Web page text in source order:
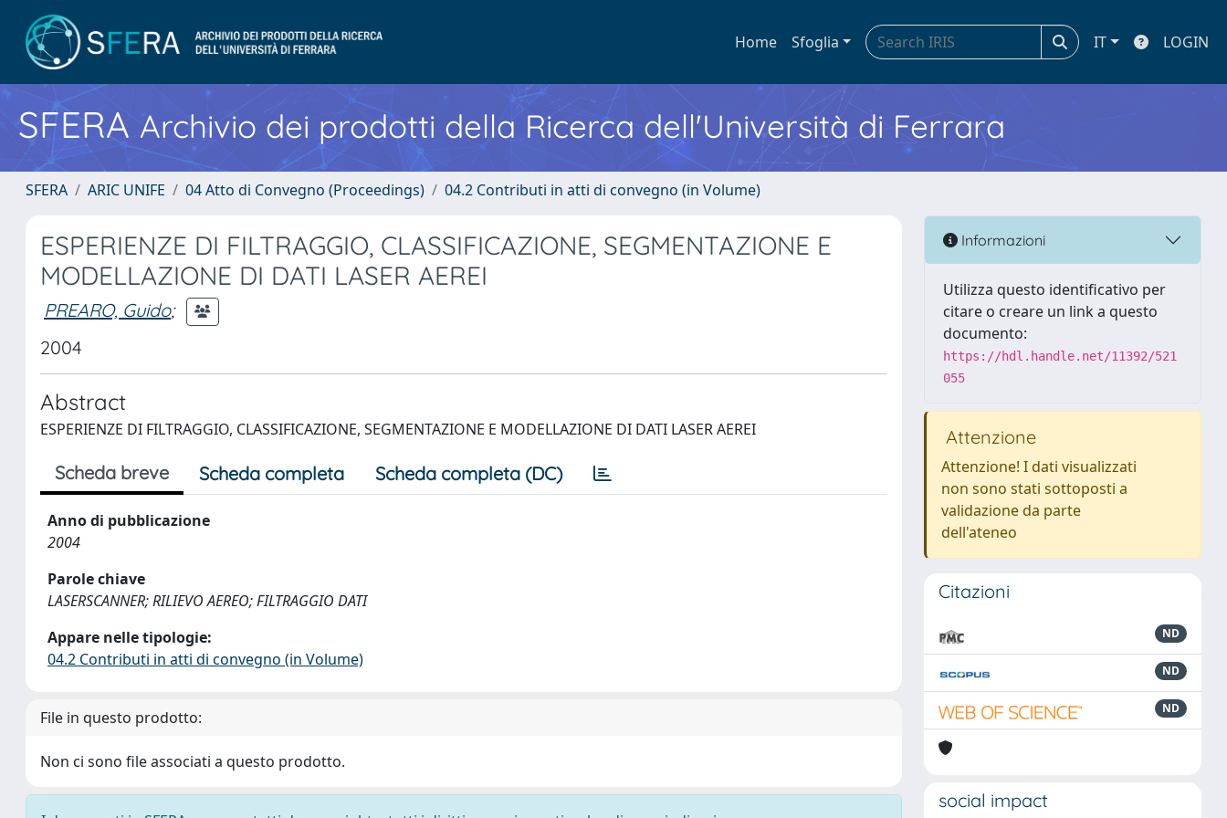
Home Sfoglia IT LOGIN
SFERA Archivio dei prodotti della Ricerca dell'Università di Ferrara
SFERA ARIC UNIFE 04 Atto di Convegno (Proceedings) 04.2 Contributi in atti di convegno (in Volume)
ESPERIENZE DI FILTRAGGIO, CLASSIFICAZIONE, SEGMENTAZIONE E
MODELLAZIONE DI DATI LASER AEREI
PREARO, Guido;
2004
Abstract
ESPERIENZE DI FILTRAGGIO, CLASSIFICAZIONE, SEGMENTAZIONE E MODELLAZIONE DI DATI LASER AEREI
Scheda breve Scheda completa Scheda completa (DC)
Anno di pubblicazione
2004
Parole chiave
LASERSCANNER; RILIEVO AEREO; FILTRAGGIO DATI
Appare nelle tipologie:
04.2 Contributi in atti di convegno (in Volume)
File in questo prodotto:
Non ci sono file associati a questo prodotto.
Informazioni
Utilizza questo identificativo per
citare o creare un link a questo
documento:
https://hdl.handle.net/11392/521
055
Attenzione
Attenzione! I dati visualizzati
non sono stati sottoposti a
validazione da parte
dell'ateneo
Citazioni
ND
ND
ND
social impact